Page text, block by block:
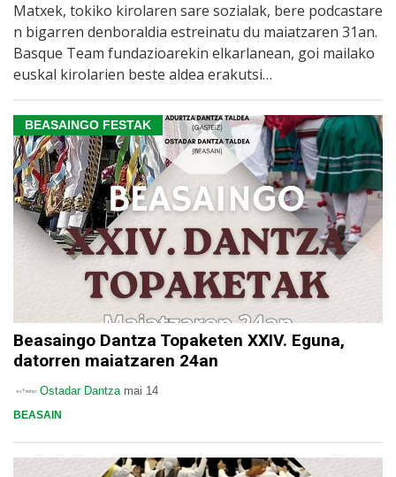
Matxek, tokiko kirolaren sare sozialak, bere podcastare
n bigarren denboraldia estreinatu du maiatzaren 31an.
Basque Team fundazioarekin elkarlanean, goi mailako
euskal kirolarien beste aldea erakutsi…
BEASAINGO FESTAK
Beasaingo Dantza Topaketen XXIV. Eguna,
datorren maiatzaren 24an
Ostadar Dantza mai 14
BEASAIN